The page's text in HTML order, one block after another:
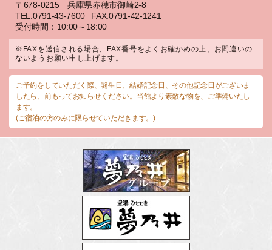
〒678-0215 兵庫県赤穂市御崎2-8
TEL:0791-43-7600
FAX:0791-42-1241
受付時間：10:00～18:00
※FAXを送信される場合、FAX番号をよくお確かめの上、お間違いの
ないようお願い申し上げます。
ご予約をしていただく際、誕生日、結婚記念日、その他記念日がございま
したら、前もってお知らせください。当館より素敵な物を、ご準備いたし
ます。
(ご宿泊の方のみに限らせていただきます。)